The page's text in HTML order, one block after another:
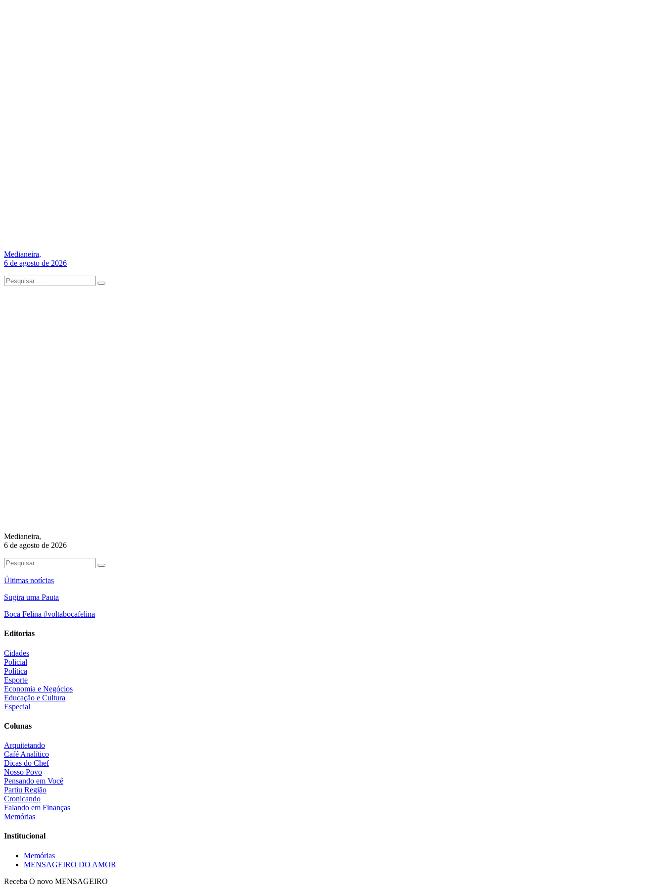
Medianeira,
6 de agosto de 2026
Medianeira,
6 de agosto de 2026
Últimas notícias
Sugira uma Pauta
Boca Felina #voltabocafelina
Editorias
Cidades
Policial
Política
Esporte
Economia e Negócios
Educação e Cultura
Especial
Colunas
Arquitetando
Café Analítico
Dicas do Chef
Nosso Povo
Pensando em Você
Partiu Região
Cronicando
Falando em Finanças
Memórias
Institucional
Memórias
MENSAGEIRO DO AMOR
Receba O novo MENSAGEIRO